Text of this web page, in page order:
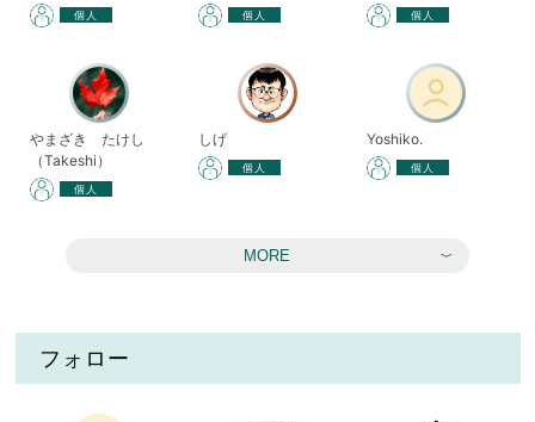
個人 個人 個人
やまざき たけし
（Takeshi）
個人
しげ
個人
Yoshiko.
個人
MORE
フォロー